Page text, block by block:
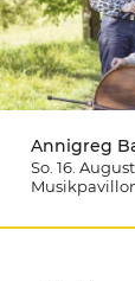
Annigreg
So. 16.